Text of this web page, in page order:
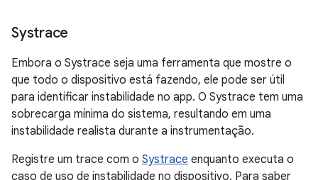
Systrace
Embora o Systrace seja uma ferramenta que mostre o
que todo o dispositivo está fazendo, ele pode ser útil
para identificar instabilidade no app. O Systrace tem uma
sobrecarga mínima do sistema, resultando em uma
instabilidade realista durante a instrumentação.
Registre um trace com o Systrace enquanto executa o
caso de uso de instabilidade no dispositivo. Para saber